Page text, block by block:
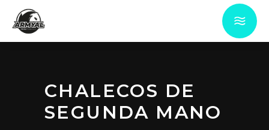
CHALECOS DE
SEGUNDA MANO